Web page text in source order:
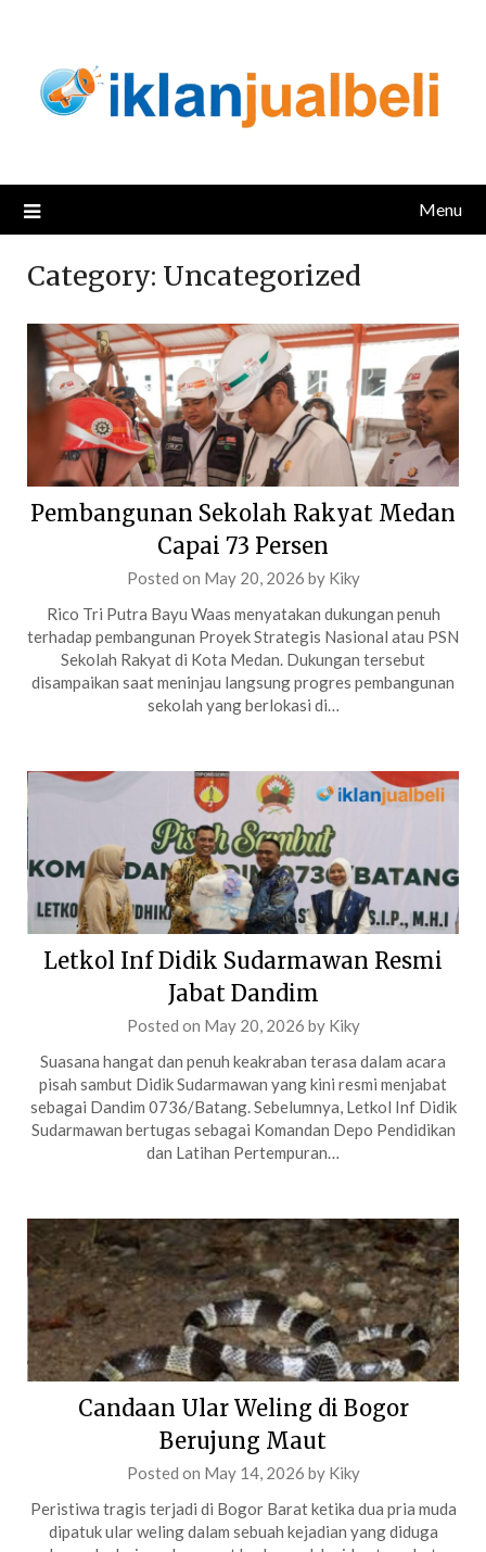
content
Menu
Category: Uncategorized
Pembangunan Sekolah Rakyat Medan
Capai 73 Persen
Posted on May 20, 2026 by Kiky
Rico Tri Putra Bayu Waas menyatakan dukungan penuh
terhadap pembangunan Proyek Strategis Nasional atau PSN
Sekolah Rakyat di Kota Medan. Dukungan tersebut
disampaikan saat meninjau langsung progres pembangunan
sekolah yang berlokasi di…
Letkol Inf Didik Sudarmawan Resmi
Jabat Dandim
Posted on May 20, 2026 by Kiky
Suasana hangat dan penuh keakraban terasa dalam acara
pisah sambut Didik Sudarmawan yang kini resmi menjabat
sebagai Dandim 0736/Batang. Sebelumnya, Letkol Inf Didik
Sudarmawan bertugas sebagai Komandan Depo Pendidikan
dan Latihan Pertempuran…
Candaan Ular Weling di Bogor
Berujung Maut
Posted on May 14, 2026 by Kiky
Peristiwa tragis terjadi di Bogor Barat ketika dua pria muda
dipatuk ular weling dalam sebuah kejadian yang diduga